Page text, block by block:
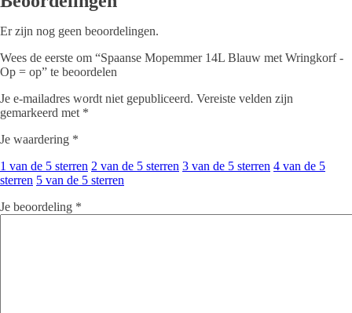
Er zijn nog geen beoordelingen.
Wees de eerste om “Spaanse Mopemmer 14L Blauw met Wringkorf -
Op = op” te beoordelen
Je e-mailadres wordt niet gepubliceerd. Vereiste velden zijn
gemarkeerd met *
Je waardering *
1 van de 5 sterren 2 van de 5 sterren 3 van de 5 sterren 4 van de 5
sterren 5 van de 5 sterren
Je beoordeling *